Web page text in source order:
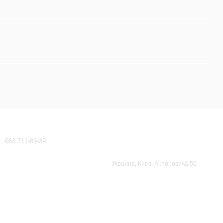
063 711-89-39
Украина, Киев, Антоновича 50